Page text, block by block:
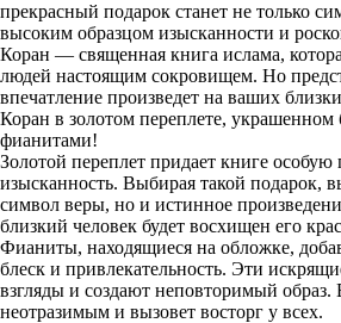
прекрасный подарок станет не только
высоким образцом изысканности и
Коран — священная книга ислама,
людей настоящим сокровищем. Но
впечатление произведет на ваших
Коран в золотом переплете, украшенном
фианитами!
Золотой переплет придает книге особую
изысканность. Выбирая такой подарок,
символ веры, но и истинное
близкий человек будет восхищен его
Фианиты, находящиеся на обложке,
блеск и привлекательность. Эти
взгляды и создают неповторимый образ.
неотразимым и вызовет восторг у всех.